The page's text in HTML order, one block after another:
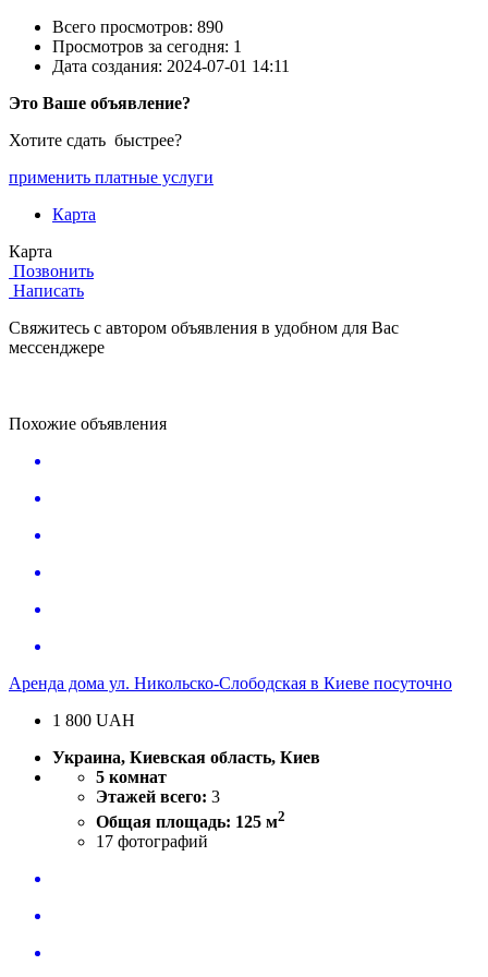
Всего просмотров: 890
Просмотров за сегодня: 1
Дата создания: 2024-07-01 14:11
Это Ваше объявление?
Хотите сдать быстрее?
применить платные услуги
Карта
Карта
Позвонить
Написать
Свяжитесь с автором объявления в удобном для Вас
мессенджере
Похожие объявления
Аренда дома ул. Никольско-Слободская в Киеве посуточно
1 800 UAH
Украина, Киевская область, Киев
5 комнат
Этажей всего: 3
Общая площадь: 125 м2
17 фотографий